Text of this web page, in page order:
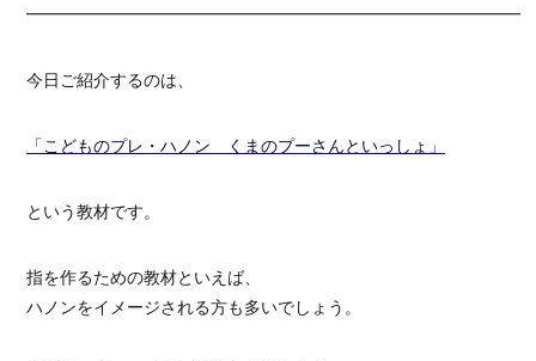
今日ご紹介するのは、
「こどものプレ・ハノン くまのプーさんといっしょ」
という教材です。
指を作るための教材といえば、
ハノンをイメージされる方も多いでしょう。